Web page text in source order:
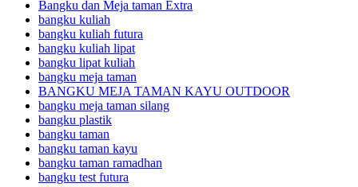
Bangku dan Meja taman Extra
bangku kuliah
bangku kuliah futura
bangku kuliah lipat
bangku lipat kuliah
bangku meja taman
BANGKU MEJA TAMAN KAYU OUTDOOR
bangku meja taman silang
bangku plastik
bangku taman
bangku taman kayu
bangku taman ramadhan
bangku test futura